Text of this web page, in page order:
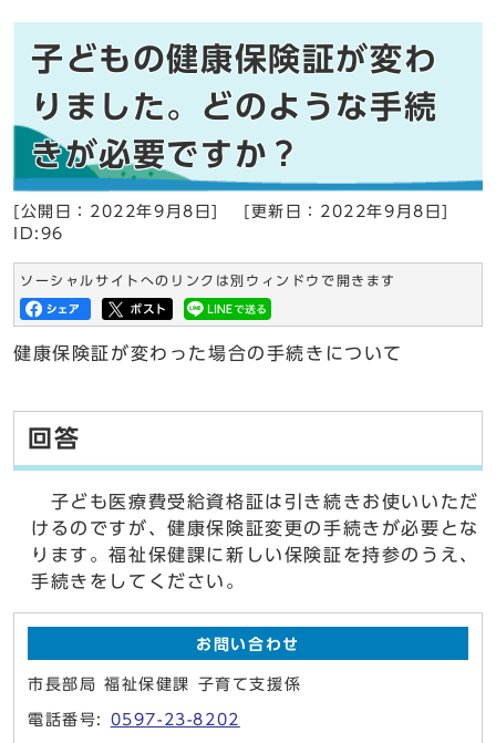
子どもの健康保険証が変わ
りました。どのような手続
きが必要ですか？
[公開日：2022年9月8日]
[更新日：2022年9月8日]
ID:96
ソーシャルサイトへのリンクは別ウィンドウで開きます
健康保険証が変わった場合の手続きについて
回答
子ども医療費受給資格証は引き続きお使いいただ
けるのですが、健康保険証変更の手続きが必要とな
ります。福祉保健課に新しい保険証を持参のうえ、
手続きをしてください。
お問い合わせ
市長部局 福祉保健課 子育て支援係
電話番号: 0597-23-8202